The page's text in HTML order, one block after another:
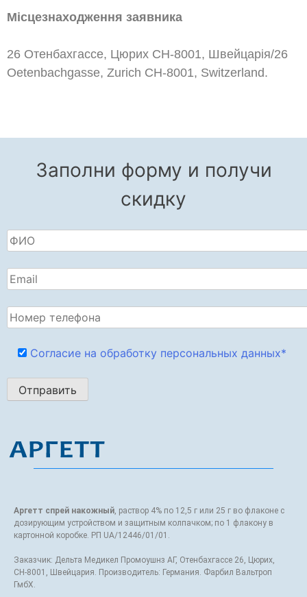
Місцезнаходження заявника
26 Отенбахгассе, Цюрих СН-8001, Швейцарія/26
Oetenbachgasse, Zurich СН-8001, Switzerland.
Заполни форму и получи
скидку
Согласие на обработку персональных данных*
Аргетт спрей накожный , раствор 4% по 12,5 г или 25 г во флаконе с
дозирующим устройством и защитным колпачком; по 1 флакону в
картонной коробке. РП UA/12446/01/01.
Заказчик: Дельта Медикел Промоушнз АГ, Отенбахгассе 26, Цюрих,
СН-8001, Швейцария. Производитель: Германия. Фарбил Вальтроп
ГмбХ.